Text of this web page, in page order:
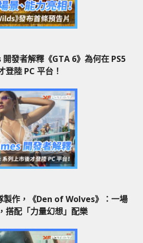
發者解釋《GTA 6》為何在 PS5
陸 PC 平台！
製作，《Den of Wolves》：一場
搭配「力量幻想」配樂